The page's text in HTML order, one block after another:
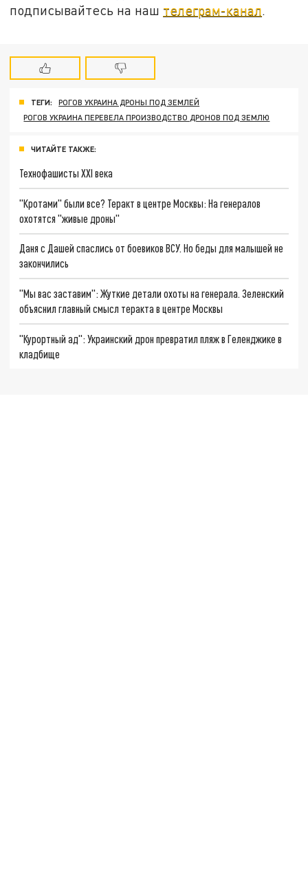
подписывайтесь на наш телеграм-канал.
ТЕГИ:
РОГОВ УКРАИНА ДРОНЫ ПОД ЗЕМЛЕЙ
РОГОВ УКРАИНА ПЕРЕВЕЛА ПРОИЗВОДСТВО ДРОНОВ ПОД ЗЕМЛЮ
ЧИТАЙТЕ ТАКЖЕ:
Технофашисты XXI века
"Кротами" были все? Теракт в центре Москвы: На генералов
охотятся "живые дроны"
Даня с Дашей спаслись от боевиков ВСУ. Но беды для малышей не
закончились
"Мы вас заставим": Жуткие детали охоты на генерала. Зеленский
объяснил главный смысл теракта в центре Москвы
"Курортный ад": Украинский дрон превратил пляж в Геленджике в
кладбище